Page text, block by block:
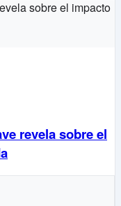
revela sobre el